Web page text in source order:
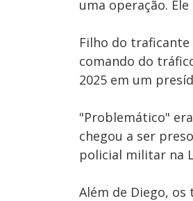
uma operação.
Filho do traficante
comando do
2025 em um
"Problemático"
chegou a ser
policial militar na
Além de Diego, os